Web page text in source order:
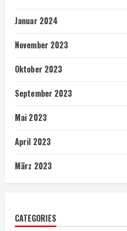
Januar 2024
November 2023
Oktober 2023
September 2023
Mai 2023
April 2023
März 2023
CATEGORIES